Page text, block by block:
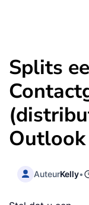
Splits
Outlook
AuteurKelly•